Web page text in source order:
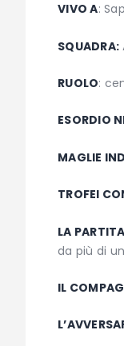
VIVO A:
SQUADRA:
RUOLO:
ESORDIO
MAGLIE
TROFEI
LA
da più di
IL